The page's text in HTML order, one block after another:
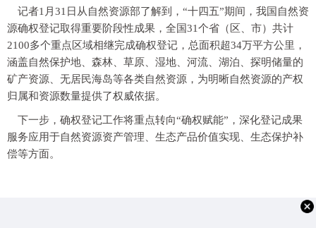
记者1月31日从自然资源部了解到，“十四五”期间，我国自然资
源确权登记取得重要阶段性成果，全国31个省（区、市）共计
2100多个重点区域相继完成确权登记，总面积超34万平方公里，
涵盖自然保护地、森林、草原、湿地、河流、湖泊、探明储量的
矿产资源、无居民海岛等各类自然资源，为明晰自然资源的产权
归属和资源数量提供了权威依据。
下一步，确权登记工作将重点转向“确权赋能”，深化登记成果
服务应用于自然资源资产管理、生态产品价值实现、生态保护补
偿等方面。